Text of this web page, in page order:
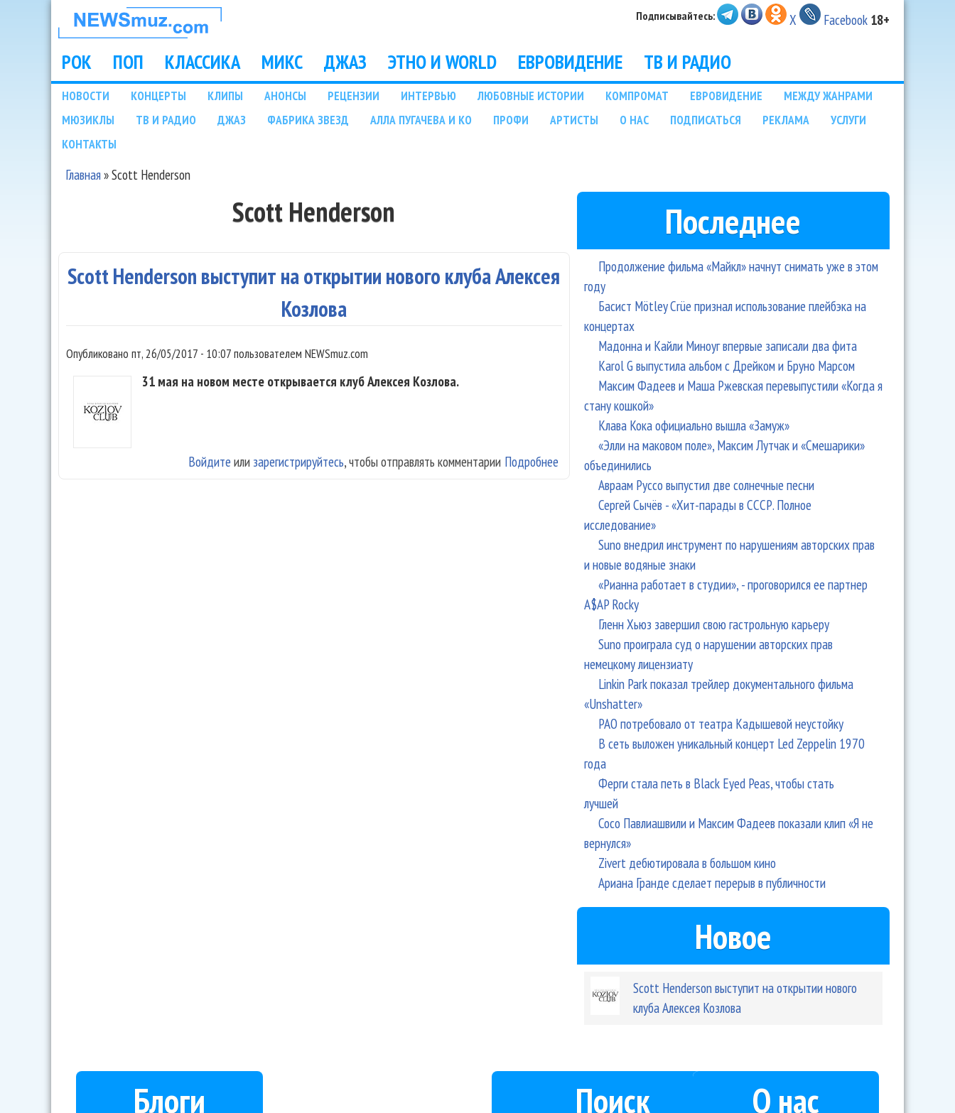
НОВОСТИ
МУЗЫКИ И
ШОУ БИЗНЕСА
NEWSMUZ.COM
Подписывайтесь: X Facebook 18+
Main menu
РОК ПОП КЛАССИКА МИКС ДЖАЗ ЭТНО И WORLD ЕВРОВИДЕНИЕ ТВ И РАДИО
Подразделы
НОВОСТИ КОНЦЕРТЫ КЛИПЫ АНОНСЫ РЕЦЕНЗИИ ИНТЕРВЬЮ ЛЮБОВНЫЕ ИСТОРИИ КОМПРОМАТ ЕВРОВИДЕНИЕ
МЕЖДУ ЖАНРАМИ
МЮЗИКЛЫ
ТВ И РАДИО ДЖАЗ ФАБРИКА ЗВЕЗД АЛЛА ПУГАЧЕВА И КО ПРОФИ АРТИСТЫ О НАС ПОДПИСАТЬСЯ РЕКЛАМА
УСЛУГИ
КОНТАКТЫ
Главная»Scott Henderson
Scott Henderson
Scott Henderson выступит на открытии нового клуба Алексея
Козлова
Опубликовано пт, 26/05/2017 - 10:07пользователем NEWSmuz.com
31 мая на новом месте открывается клуб Алексея Козлова.
Подробнее о Scott Henderson выступит на открытии нового клуба Алексея Козлова
Войдите или зарегистрируйтесь, чтобы отправлять комментарии
Последнее
Продолжение фильма «Майкл» начнут снимать уже в этом
году
Басист Mötley Crüe признал использование плейбэка на
концертах
Мадонна и Кайли Миноуг впервые записали два фита
Karol G выпустила альбом с Дрейком и Бруно Марсом
Максим Фадеев и Маша Ржевская перевыпустили «Когда я
стану кошкой»
Клава Кока официально вышла «Замуж»
«Элли на маковом поле», Максим Лутчак и «Смешарики»
объединились
Авраам Руссо выпустил две солнечные песни
Сергей Сычёв - «Хит-парады в СССР. Полное
исследование»
Suno внедрил инструмент по нарушениям авторских прав
и новые водяные знаки
«Рианна работает в студии», - проговорился ее партнер
A$AP Rocky
Гленн Хьюз завершил свою гастрольную карьеру
Suno проиграла суд о нарушении авторских прав
немецкому лицензиату
Linkin Park показал трейлер документального фильма
«Unshatter»
РАО потребовало от театра Кадышевой неустойку
В сеть выложен уникальный концерт Led Zeppelin 1970
года
Ферги стала петь в Black Eyed Peas, чтобы стать
лучшей
Сосо Павлиашвили и Максим Фадеев показали клип «Я не
вернулся»
Zivert дебютировала в большом кино
Ариана Гранде сделает перерыв в публичности
Новое
Scott Henderson выступит на открытии нового
клуба Алексея Козлова
Блоги Поиск О нас